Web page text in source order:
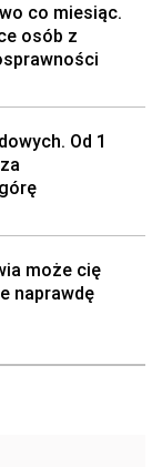
co miesiąc.
osób z
Od 1
może cię
naprawdę